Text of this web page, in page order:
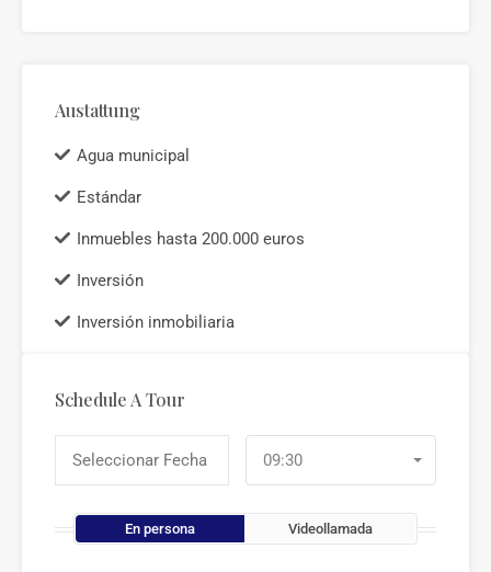
Austattung
Agua municipal
Estándar
Inmuebles hasta 200.000 euros
Inversión
Inversión inmobiliaria
Schedule A Tour
09:30
En persona Videollamada